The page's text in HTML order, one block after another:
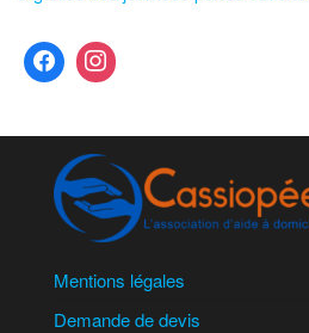
Mentions légales
Demande de devis